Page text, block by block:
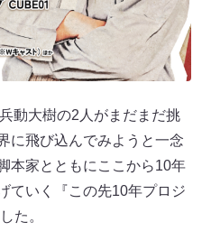
動大樹の2人がまだまだ挑
に飛び込んでみようと一念
家とともにここから10年
ていく『この先10年プロジ
た。